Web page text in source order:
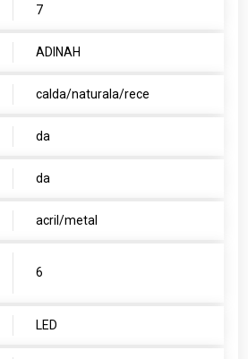
7
ADINAH
calda/naturala/rece
da
da
acril/metal
6
LED